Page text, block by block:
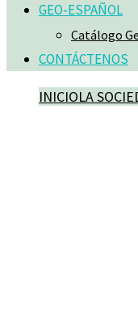
GEO-ESPAÑOL
Catálogo
CONTÁCTENOS
INICIOLA